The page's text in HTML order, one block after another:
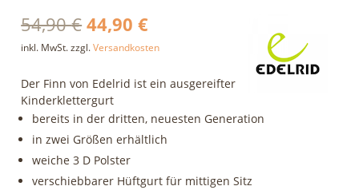
54,90€ Ursprünglicher
Preis
54,90 €
44,90€Aktueller
Preis
44,90 €.
inkl. MwSt.zzgl.Versandkosten
Der Finn von Edelrid ist ein ausgereifter
Kinderklettergurt
bereits in der dritten, neuesten Generation
in zwei Größen erhältlich
weiche 3 D Polster
verschiebbarer Hüftgurt für mittigen Sitz